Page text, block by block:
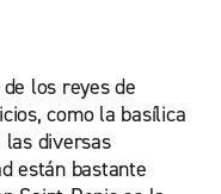
los reyes de
como la basílica
las diversas
están bastante